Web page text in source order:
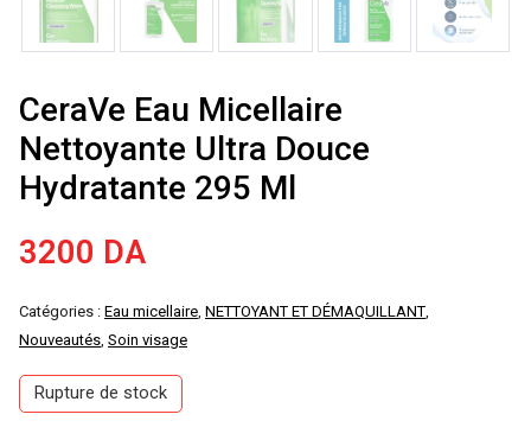
CeraVe Eau Micellaire
Nettoyante Ultra Douce
Hydratante 295 Ml
3200 DA
Catégories : Eau micellaire, NETTOYANT ET DÉMAQUILLANT,
Nouveautés, Soin visage
Rupture de stock